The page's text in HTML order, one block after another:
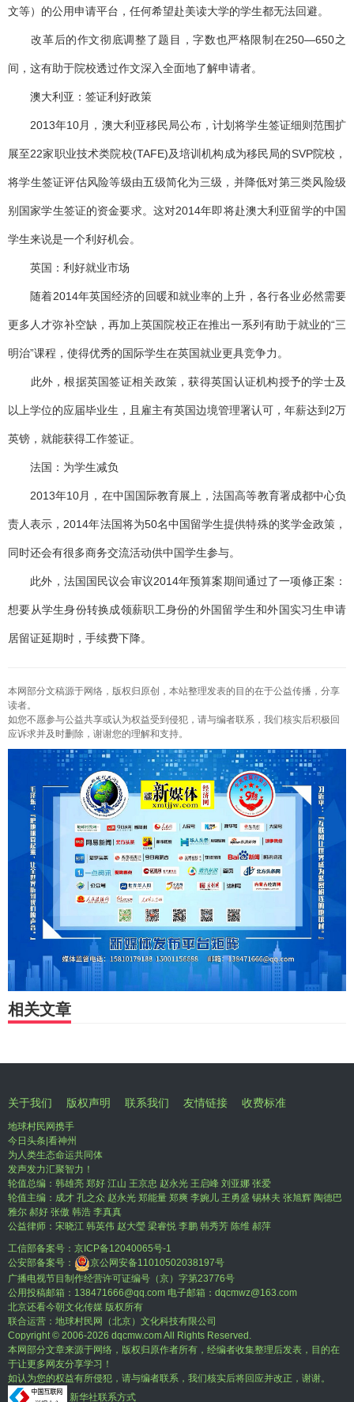
文等）的公用申请平台，任何希望赴美读大学的学生都无法回避。
改革后的作文彻底调整了题目，字数也严格限制在250—650之
间，这有助于院校透过作文深入全面地了解申请者。
澳大利亚：签证利好政策
2013年10月，澳大利亚移民局公布，计划将学生签证细则范围扩
展至22家职业技术类院校(TAFE)及培训机构成为移民局的SVP院校，
将学生签证评估风险等级由五级简化为三级，并降低对第三类风险级
别国家学生签证的资金要求。这对2014年即将赴澳大利亚留学的中国
学生来说是一个利好机会。
英国：利好就业市场
随着2014年英国经济的回暖和就业率的上升，各行各业必然需要
更多人才弥补空缺，再加上英国院校正在推出一系列有助于就业的“三
明治”课程，使得优秀的国际学生在英国就业更具竞争力。
此外，根据英国签证相关政策，获得英国认证机构授予的学士及
以上学位的应届毕业生，且雇主有英国边境管理署认可，年薪达到2万
英镑，就能获得工作签证。
法国：为学生减负
2013年10月，在中国国际教育展上，法国高等教育署成都中心负
责人表示，2014年法国将为50名中国留学生提供特殊的奖学金政策，
同时还会有很多商务交流活动供中国学生参与。
此外，法国国民议会审议2014年预算案期间通过了一项修正案：
想要从学生身份转换成领薪职工身份的外国留学生和外国实习生申请
居留证延期时，手续费下降。
本网部分文稿源于网络，版权归原创，本站整理发表的目的在于公益传播，分享
读者。
如您不愿参与公益共享或认为权益受到侵犯，请与编者联系，我们核实后积极回
应诉求并及时删除，谢谢您的理解和支持。
相关文章
关于我们 版权声明 联系我们 友情链接 收费标准
地球村民网携手
今日头条|看神州
为人类生态命运共同体
发声发力汇聚智力！
轮值总编：韩雄亮 郑好 江山 王京忠 赵永光 王启峰 刘亚娜 张爱
轮值主编：成才 孔之众 赵永光 郑能量 郑爽 李婉儿 王勇盛 锡林夫 张旭辉 陶德巴
雅尔 郝好 张傲 韩浩 李真真
公益律师：宋晓江 韩英伟 赵大瑩 梁睿悦 李鹏 韩秀芳 陈维 郝萍
工信部备案号： 京ICP备12040065号-1
公安部备案号：
京公网安备11010502038197号
广播电视节目制作经营许可证编号（京）字第23776号
公用投稿邮箱：138471666@qq.com 电子邮箱：dqcmwz@163.com
北京还看今朝文化传媒 版权所有
联合运营：地球村民网（北京）文化科技有限公司
Copyright © 2006-2026 dqcmw.com All Rights Reserved.
本网部分文章来源于网络，版权归原作者所有，经编者收集整理后发表，目的在
于让更多网友分享学习！
如认为您的权益有所侵犯，请与编者联系，我们核实后将回应并改正，谢谢。
新华社联系方式